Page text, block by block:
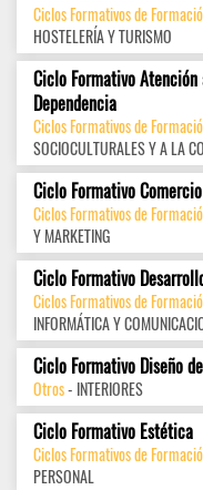
Ciclos Formativos de
HOSTELERÍA Y TURISMO
Ciclo Formativo
Dependencia
Ciclos Formativos de
SOCIOCULTURALES Y A LA
Ciclo Formativo
Ciclos Formativos de
Y MARKETING
Ciclo Formativo
Ciclos Formativos de
INFORMÁTICA Y
Ciclo Formativo Diseño
Otros- INTERIORES
Ciclo Formativo Estética
Ciclos Formativos de
PERSONAL